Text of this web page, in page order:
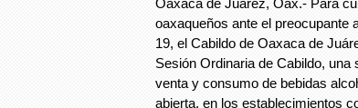
Oaxaca de Juárez, Oax.- Para
oaxaqueños ante el preocupante
19, el Cabildo de Oaxaca de
Sesión Ordinaria de Cabildo,
venta y consumo de bebidas
abierta, en los establecimientos